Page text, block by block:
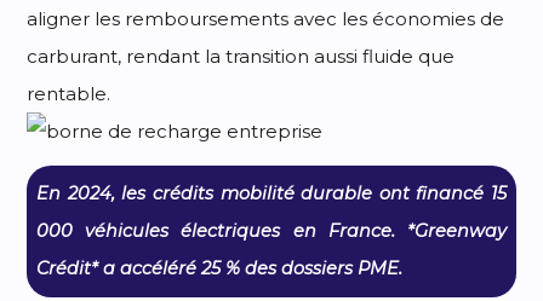
aligner les remboursements avec les économies de
carburant, rendant la transition aussi fluide que
rentable.
En 2024, les crédits mobilité durable ont financé 15
000 véhicules électriques en France. *Greenway
Crédit* a accéléré 25 % des dossiers PME.